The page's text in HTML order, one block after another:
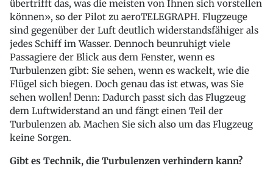
übertrifft das, was die meisten von Ihnen sich vorstellen
können», so der Pilot zu aeroTELEGRAPH. Flugzeuge
sind gegenüber der Luft deutlich widerstandsfähiger als
jedes Schiff im Wasser. Dennoch beunruhigt viele
Passagiere der Blick aus dem Fenster, wenn es
Turbulenzen gibt: Sie sehen, wenn es wackelt, wie die
Flügel sich biegen. Doch genau das ist etwas, was Sie
sehen wollen! Denn: Dadurch passt sich das Flugzeug
dem Luftwiderstand an und fängt einen Teil der
Turbulenzen ab. Machen Sie sich also um das Flugzeug
keine Sorgen.
Gibt es Technik, die Turbulenzen verhindern kann?